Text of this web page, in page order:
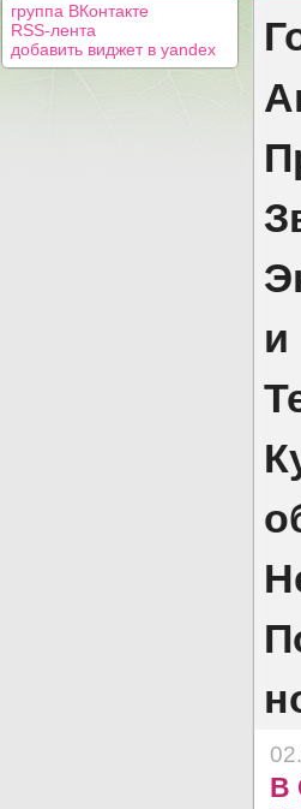
группа ВКонтакте
RSS-лента
добавить виджет в yandex
В